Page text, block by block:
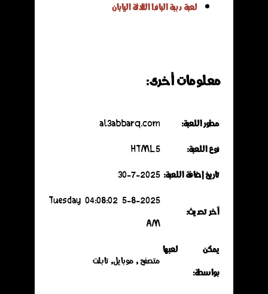
لعبة دببة الباندا الثلاثة اليابان
معلومات أخرى:
مطور اللعبة:
al3abbarq.com
نوع اللعبة:
HTML5
تاريخ إضافة اللعبة: 30-7-2025
آخر تحديث:
5-8-2025 Tuesday 04:08:02
AM
يمكن لعبها
بواسطة:
متصفح , موبايل, تابلت